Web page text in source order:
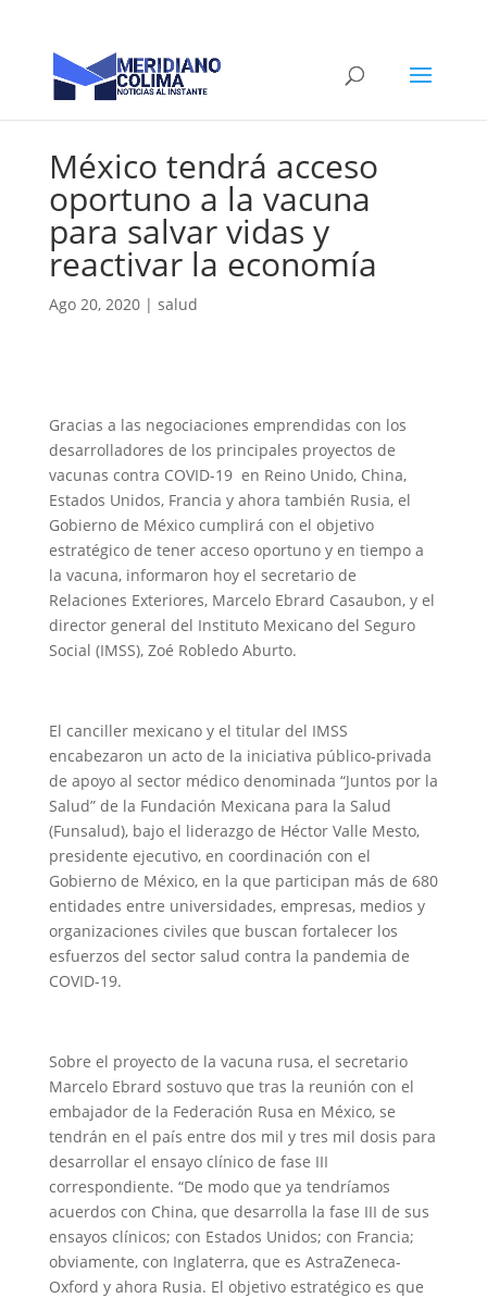
México tendrá acceso
oportuno a la vacuna
para salvar vidas y
reactivar la economía
Ago 20, 2020| salud
Gracias a las negociaciones emprendidas con los
desarrolladores de los principales proyectos de
vacunas contra COVID-19 en Reino Unido, China,
Estados Unidos, Francia y ahora también Rusia, el
Gobierno de México cumplirá con el objetivo
estratégico de tener acceso oportuno y en tiempo a
la vacuna, informaron hoy el secretario de
Relaciones Exteriores, Marcelo Ebrard Casaubon, y el
director general del Instituto Mexicano del Seguro
Social (IMSS), Zoé Robledo Aburto.
El canciller mexicano y el titular del IMSS
encabezaron un acto de la iniciativa público-privada
de apoyo al sector médico denominada “Juntos por la
Salud” de la Fundación Mexicana para la Salud
(Funsalud), bajo el liderazgo de Héctor Valle Mesto,
presidente ejecutivo, en coordinación con el
Gobierno de México, en la que participan más de 680
entidades entre universidades, empresas, medios y
organizaciones civiles que buscan fortalecer los
esfuerzos del sector salud contra la pandemia de
COVID-19.
Sobre el proyecto de la vacuna rusa, el secretario
Marcelo Ebrard sostuvo que tras la reunión con el
embajador de la Federación Rusa en México, se
tendrán en el país entre dos mil y tres mil dosis para
desarrollar el ensayo clínico de fase III
correspondiente. “De modo que ya tendríamos
acuerdos con China, que desarrolla la fase III de sus
ensayos clínicos; con Estados Unidos; con Francia;
obviamente, con Inglaterra, que es AstraZeneca-
Oxford y ahora Rusia. El objetivo estratégico es que